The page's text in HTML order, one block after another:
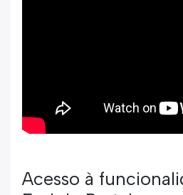
Acesso à